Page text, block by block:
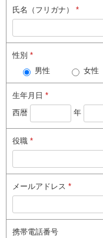
氏名（フリガナ） *
性別 *
男性
女性
生年月日 *
西暦
年
役職 *
メールアドレス *
携帯電話番号